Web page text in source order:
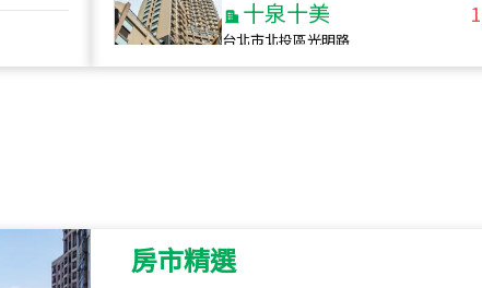
台北市北投區光明路
115
房市精選